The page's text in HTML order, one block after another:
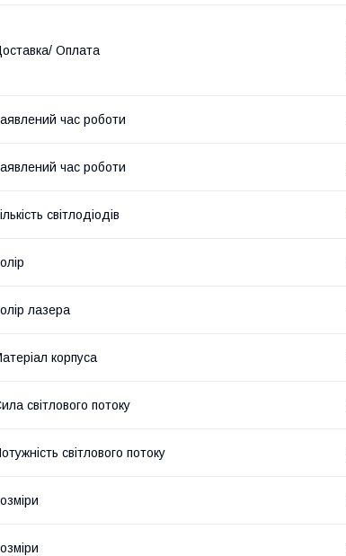
Оплата
час роботи
час роботи
світлодіодів
лазера
корпуса
світлового потоку
світлового потоку